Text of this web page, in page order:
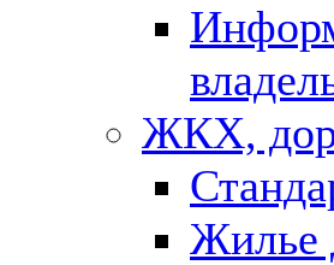
ЖКХ,
Жилье